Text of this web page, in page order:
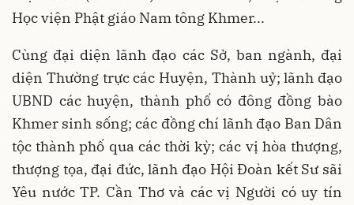
Học viện Phật giáo Nam tông Khmer...
Cùng đại diện lãnh đạo các Sở, ban ngành, đại
diện Thường trực các Huyện, Thành uỷ; lãnh đạo
UBND các huyện, thành phố có đông đồng bào
Khmer sinh sống; các đồng chí lãnh đạo Ban Dân
tộc thành phố qua các thời kỳ; các vị hòa thượng,
thượng tọa, đại đức, lãnh đạo Hội Đoàn kết Sư sãi
Yêu nước TP. Cần Thơ và các vị Người có uy tín